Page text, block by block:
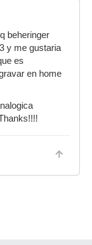
beheringer
y me gustaria
es
en home